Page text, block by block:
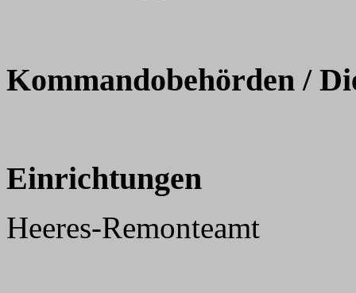
Kommandobehörden /
Einrichtungen
Heeres-Remonteamt